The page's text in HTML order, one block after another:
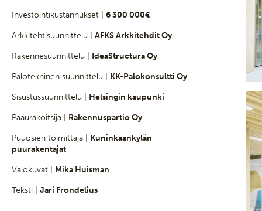
Investointikustannukset | 6 300 000€
Arkkitehtisuunnittelu | AFKS Arkkitehdit Oy
Rakennesuunnittelu | IdeaStructura Oy
Palotekninen suunnittelu | KK-Palokonsultti Oy
Sisustussuunnittelu | Helsingin kaupunki
Pääurakoitsija | Rakennuspartio Oy
Puuosien toimittaja | Kuninkaankylän
puurakentajat
Valokuvat | Mika Huisman
Teksti | Jari Frondelius